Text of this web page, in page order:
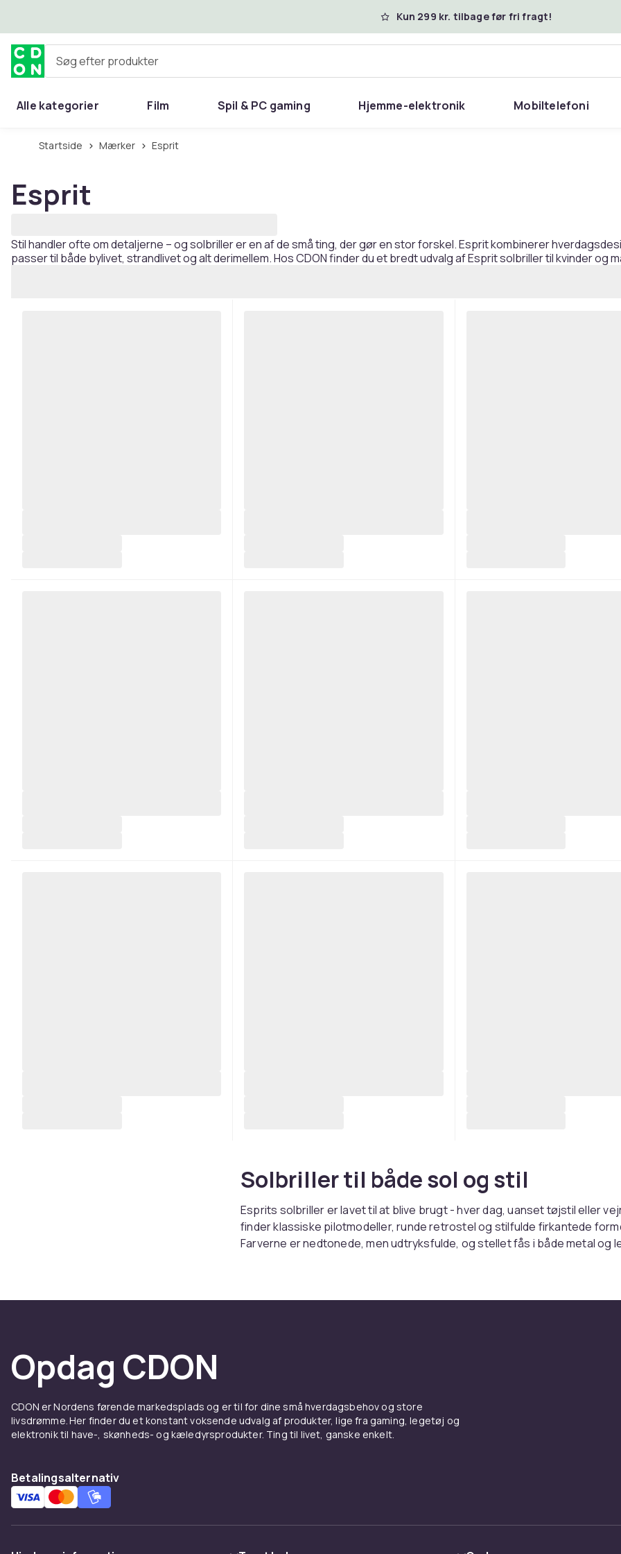
Kun 299 kr. tilbage før fri fragt!
Søg efter produkter
Alle kategorier Film Spil & PC gaming Hjemme-elektronik Mobiltelefoni
Hjem & have
Startside Mærker Esprit
Esprit
Stil handler ofte om detaljerne – og solbriller er en af ​​de små ting, der gør en stor forskel. Esprit kombinerer
passer til både bylivet, strandlivet og alt derimellem. Hos CDON finder du et bredt udvalg af Esprit solbriller til kvinder og
Solbriller til både sol og stil
Esprits solbriller er lavet til at blive brugt - hver dag, uanset tøjstil eller
finder klassiske pilotmodeller, runde retrostel og stilfulde firkantede
Farverne er nedtonede, men udtryksfulde, og stellet fås i både metal og
Komfortable stel, der fungerer hele
funktion.
For dem, der kan lide afslappet stil
krævende. Ingen logoer der skriger, ingen detaljer der tager over – bare
Opdag CDON
CDON er Nordens førende markedsplads og er til for dine små hverdagsbehov og store
livsdrømme. Her finder du et konstant voksende udvalg af produkter, lige fra gaming, legetøj og
elektronik til have-, skønheds- og kæledyrsprodukter. Ting til livet, ganske enkelt.
Betalingsalternativ